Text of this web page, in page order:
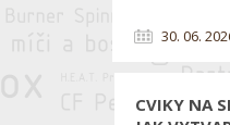
30. 06.
CVIKY NA